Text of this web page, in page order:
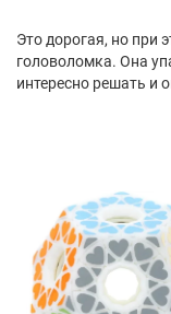
Это дорогая, но при
головоломка. Она
интересно решать и